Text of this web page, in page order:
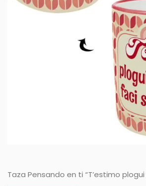
Taza Pensando en ti “T’estimo